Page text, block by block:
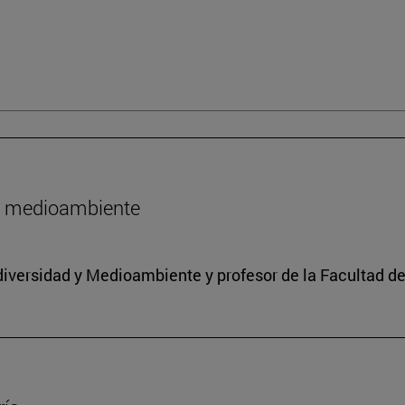
medioambiente
y Medioambiente y profesor de la Facultad